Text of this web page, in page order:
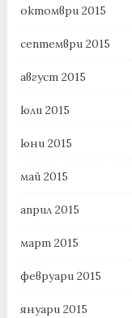
октомври 2015
септември 2015
август 2015
юли 2015
юни 2015
май 2015
април 2015
март 2015
февруари 2015
януари 2015